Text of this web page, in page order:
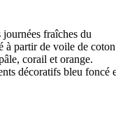
fraîches du
à partir de voile de coton
corail et orange.
décoratifs bleu foncé